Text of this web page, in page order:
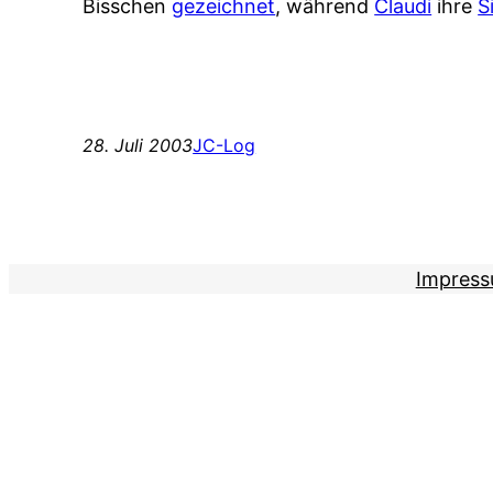
Bisschen gezeichnet, während Claudi ihre
28. Juli 2003JC-Log